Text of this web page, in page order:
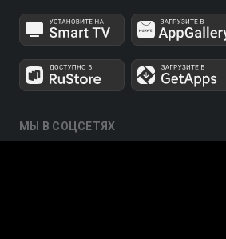
МЫ В СОЦСЕТЯХ